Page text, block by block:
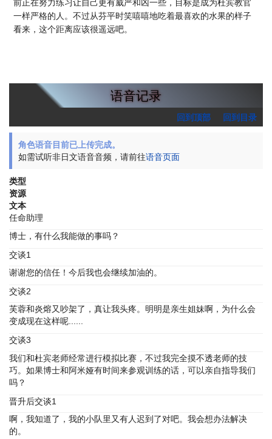
前正在努力练习让自己更有威严和凶一些，目标是成为杜宾教官
一样严格的人。不过从芬平时笑嘻嘻地吃着最喜欢的水果的样子
看来，这个距离应该很遥远吧。
语音记录
回到顶部 回到目录
角色语音目前已上传完成。
如需试听非日文语音音频，请前往语音页面
类型
资源
文本
任命助理
博士，有什么我能做的事吗？
交谈1
谢谢您的信任！今后我也会继续加油的。
交谈2
芙蓉和炎熔又吵架了，真让我头疼。明明是亲生姐妹啊，为什么会
变成现在这样呢......
交谈3
我们和杜宾老师经常进行模拟比赛，不过我完全摸不透老师的技
巧。如果博士和阿米娅有时间来参观训练的话，可以亲自指导我们
吗？
晋升后交谈1
啊，我知道了，我的小队里又有人迟到了对吧。我会想办法解决
的。